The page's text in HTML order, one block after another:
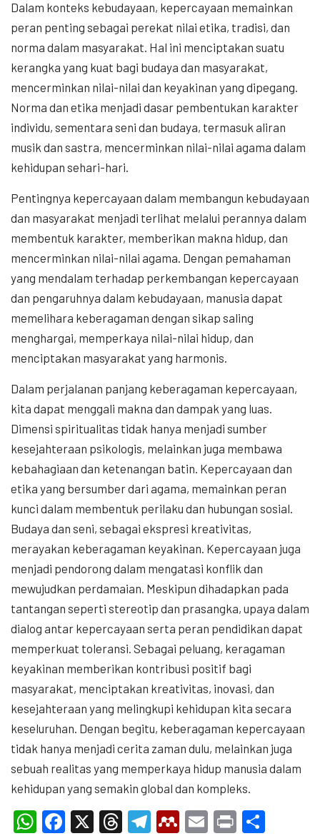
Dalam konteks kebudayaan, kepercayaan memainkan
peran penting sebagai perekat nilai etika, tradisi, dan
norma dalam masyarakat. Hal ini menciptakan suatu
kerangka yang kuat bagi budaya dan masyarakat,
mencerminkan nilai-nilai dan keyakinan yang dipegang.
Norma dan etika menjadi dasar pembentukan karakter
individu, sementara seni dan budaya, termasuk aliran
musik dan sastra, mencerminkan nilai-nilai agama dalam
kehidupan sehari-hari.
Pentingnya kepercayaan dalam membangun kebudayaan
dan masyarakat menjadi terlihat melalui perannya dalam
membentuk karakter, memberikan makna hidup, dan
mencerminkan nilai-nilai agama. Dengan pemahaman
yang mendalam terhadap perkembangan kepercayaan
dan pengaruhnya dalam kebudayaan, manusia dapat
memelihara keberagaman dengan sikap saling
menghargai, memperkaya nilai-nilai hidup, dan
menciptakan masyarakat yang harmonis.
Dalam perjalanan panjang keberagaman kepercayaan,
kita dapat menggali makna dan dampak yang luas.
Dimensi spiritualitas tidak hanya menjadi sumber
kesejahteraan psikologis, melainkan juga membawa
kebahagiaan dan ketenangan batin. Kepercayaan dan
etika yang bersumber dari agama, memainkan peran
kunci dalam membentuk perilaku dan hubungan sosial.
Budaya dan seni, sebagai ekspresi kreativitas,
merayakan keberagaman keyakinan. Kepercayaan juga
menjadi pendorong dalam mengatasi konflik dan
mewujudkan perdamaian. Meskipun dihadapkan pada
tantangan seperti stereotip dan prasangka, upaya dalam
dialog antar kepercayaan serta peran pendidikan dapat
memperkuat toleransi. Sebagai peluang, keragaman
keyakinan memberikan kontribusi positif bagi
masyarakat, menciptakan kreativitas, inovasi, dan
kesejahteraan yang melingkupi kehidupan kita secara
keseluruhan. Dengan begitu, keberagaman kepercayaan
tidak hanya menjadi cerita zaman dulu, melainkan juga
sebuah realitas yang memperkaya hidup manusia dalam
kehidupan yang semakin global dan kompleks.
WhatsApp
Facebook
X Threads
Telegram
Mendeley
Email
Print